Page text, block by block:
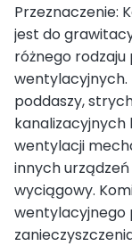
Przeznaczenie:
jest do
różnego
wentylacyjnych.
poddaszy,
kanalizacyjnych
wentylacji
innych
wyciągowy.
wentylacyjnego